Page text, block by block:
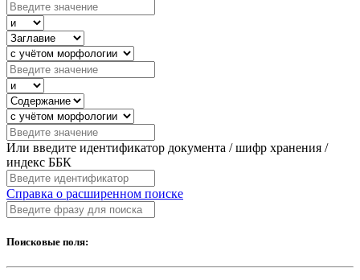
Или введите идентификатор документа / шифр хранения /
индекс ББК
Справка о расширенном поиске
Поисковые поля: